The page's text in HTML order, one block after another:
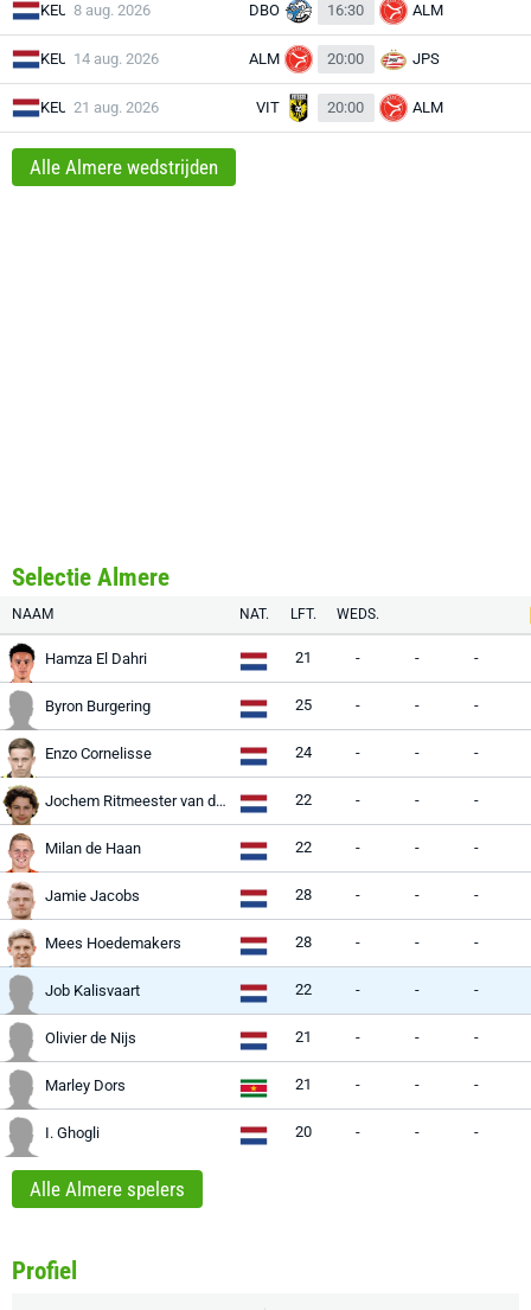
KEU 8 aug. 2026 DBO 16:30 ALM
KEU 14 aug. 2026 ALM 20:00 JPS
KEU 21 aug. 2026 VIT 20:00 ALM
Alle Almere wedstrijden
Selectie Almere
NAAM NAT. LFT. WEDS.
Hamza El Dahri 21 - - -
Byron Burgering 25 - - -
Enzo Cornelisse 24 - - -
Jochem Ritmeester van de Kamp 22 - - -
Milan de Haan 22 - - -
Jamie Jacobs 28 - - -
Mees Hoedemakers 28 - - -
Job Kalisvaart 22 - - -
Olivier de Nijs 21 - - -
Marley Dors 21 - - -
I. Ghogli 20 - - -
Alle Almere spelers
Profiel